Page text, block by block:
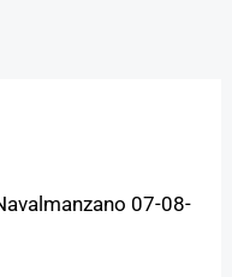
07-08-